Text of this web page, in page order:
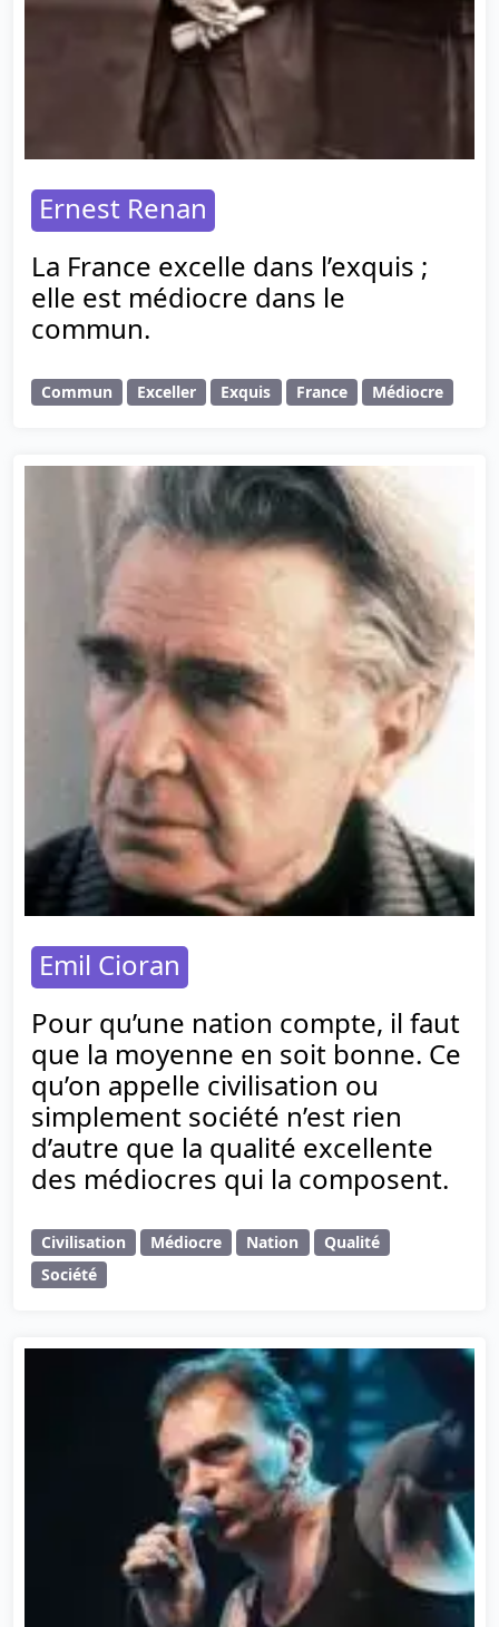
Ernest Renan
La France excelle dans l’exquis ;
elle est médiocre dans le
commun.
Commun Exceller Exquis France Médiocre
Emil Cioran
Pour qu’une nation compte, il faut
que la moyenne en soit bonne. Ce
qu’on appelle civilisation ou
simplement société n’est rien
d’autre que la qualité excellente
des médiocres qui la composent.
Civilisation Médiocre Nation
Qualité
Société